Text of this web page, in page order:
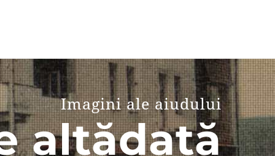
Imagini ale aiudului
altădată